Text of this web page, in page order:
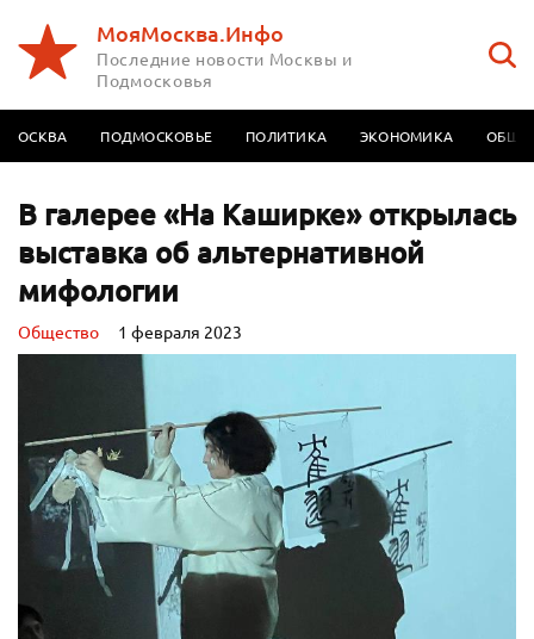
МояМосква.Инфо
Последние новости Москвы и
Подмосковья
МОСКВА ПОДМОСКОВЬЕ ПОЛИТИКА ЭКОНОМИКА
В галерее «На Каширке» открылась
выставка об альтернативной
мифологии
Oбщество 1 февраля 2023